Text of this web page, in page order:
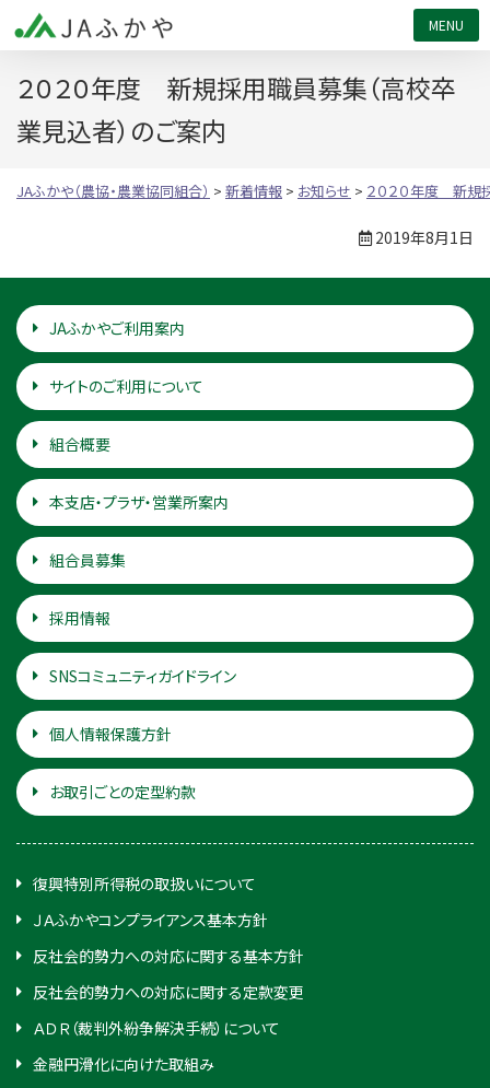
２０２０年度 新規採用職員募集（高校卒
業見込者）のご案内
JAふかや（農協・農業協同組合） > 新着情報 > お知らせ > ２０２０年度 新規
2019年8月1日
JAふかやご利用案内
サイトのご利用について
組合概要
本支店・プラザ・営業所案内
組合員募集
採用情報
SNSコミュニティガイドライン
個人情報保護方針
お取引ごとの定型約款
復興特別所得税の取扱いについて
ＪＡふかやコンプライアンス基本方針
反社会的勢力への対応に関する基本方針
反社会的勢力への対応に関する定款変更
ＡＤＲ（裁判外紛争解決手続）について
金融円滑化に向けた取組み